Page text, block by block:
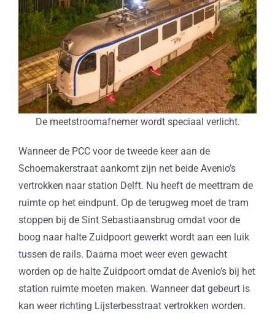
De meetstroomafnemer wordt speciaal verlicht.
Wanneer de PCC voor de tweede keer aan de
Schoemakerstraat aankomt zijn net beide Avenio’s
vertrokken naar station Delft. Nu heeft de meettram de
ruimte op het eindpunt. Op de terugweg moet de tram
stoppen bij de Sint Sebastiaansbrug omdat voor de
boog naar halte Zuidpoort gewerkt wordt aan een luik
tussen de rails. Daarna moet weer even gewacht
worden op de halte Zuidpoort omdat de Avenio’s bij het
station ruimte moeten maken. Wanneer dat gebeurt is
kan weer richting Lijsterbesstraat vertrokken worden.